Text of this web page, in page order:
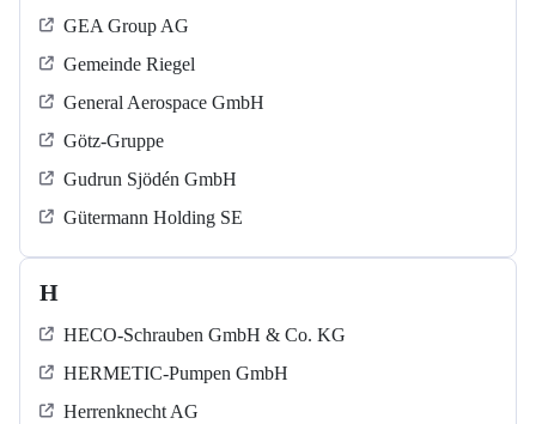
GEA Group AG
Gemeinde Riegel
General Aerospace GmbH
Götz-Gruppe
Gudrun Sjödén GmbH
Gütermann Holding SE
H
HECO-Schrauben GmbH & Co. KG
HERMETIC-Pumpen GmbH
Herrenknecht AG